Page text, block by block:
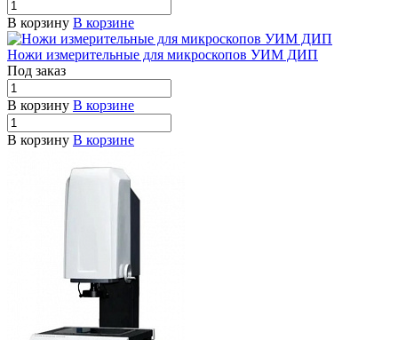
В корзину В корзине
Ножи измерительные для микроскопов УИМ ДИП
Под заказ
В корзину В корзине
В корзину В корзине